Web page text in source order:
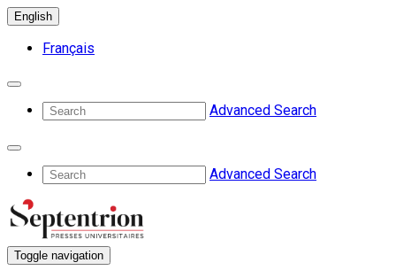
English
Français
Advanced Search
Advanced Search
Toggle navigation